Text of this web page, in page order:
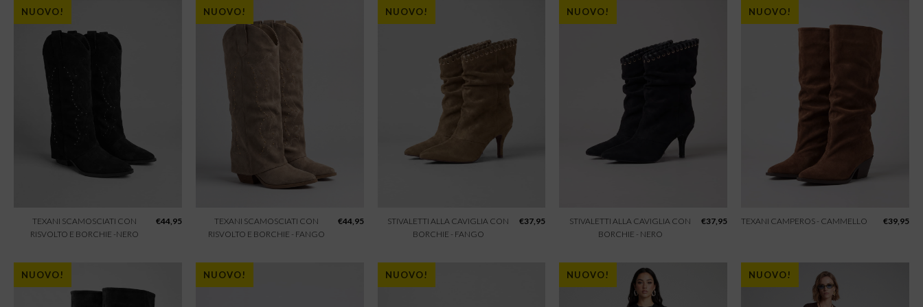
NUOVO!
TEXANI SCAMOSCIATI CON
RISVOLTO E BORCHIE -NERO
€44,95
NUOVO!
TEXANI SCAMOSCIATI CON
RISVOLTO E BORCHIE - FANGO
€44,95
NUOVO!
STIVALETTI ALLA CAVIGLIA CON
BORCHIE - FANGO
€37,95
NUOVO!
STIVALETTI ALLA CAVIGLIA CON
BORCHIE - NERO
€37,95
NUOVO!
TEXANI CAMPEROS - CAMMELLO €39,95
NUOVO! NUOVO! NUOVO! NUOVO! NUOVO!